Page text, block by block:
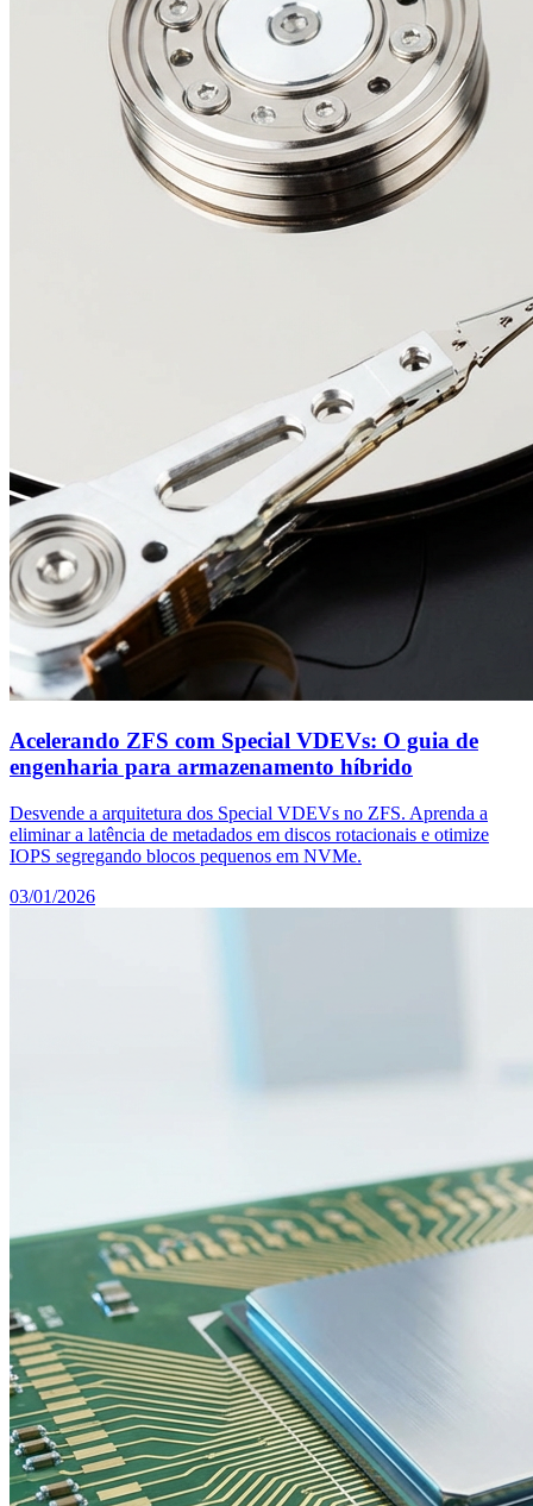
Acelerando ZFS com Special VDEVs: O guia de
engenharia para armazenamento híbrido
Desvende a arquitetura dos Special VDEVs no ZFS. Aprenda a
eliminar a latência de metadados em discos rotacionais e otimize
IOPS segregando blocos pequenos em NVMe.
03/01/2026